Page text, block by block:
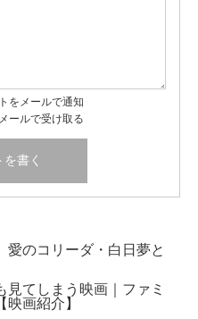
をメールで通知
ールで受け取る
愛のコリーダ・白日夢と
見てしまう映画｜ファミ
画紹介】